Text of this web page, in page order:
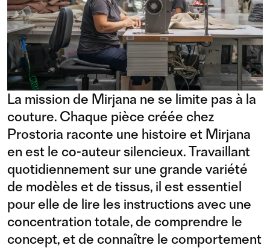
La mission de Mirjana ne se limite pas à la
couture. Chaque pièce créée chez
Prostoria raconte une histoire et Mirjana
en est le co-auteur silencieux. Travaillant
quotidiennement sur une grande variété
de modèles et de tissus, il est essentiel
pour elle de lire les instructions avec une
concentration totale, de comprendre le
concept, et de connaître le comportement